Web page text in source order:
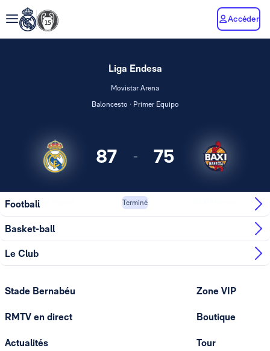
Accéder
Liga Endesa
Movistar Arena
Baloncesto · Primer Equipo
87 - 75
Real Madrid Terminé
Football
Basket-ball
Le Club
Stade Bernabéu
RMTV en direct
Actualités
Zone VIP
Boutique
Tour